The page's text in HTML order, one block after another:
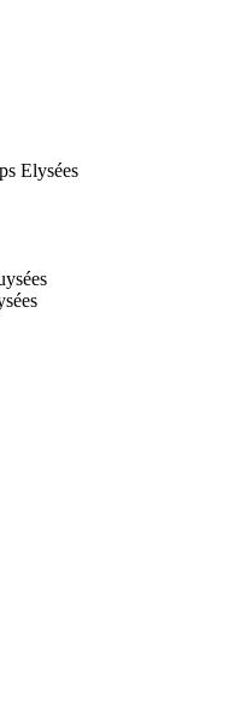
Elysées